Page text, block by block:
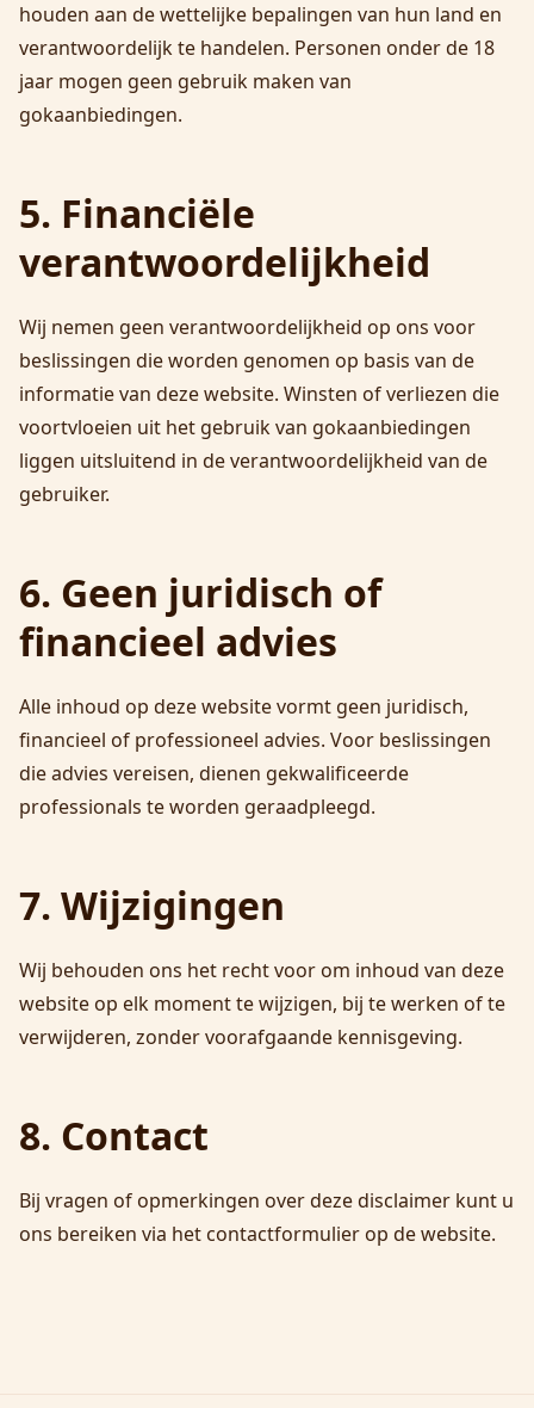
houden aan de wettelijke bepalingen van hun land en
verantwoordelijk te handelen. Personen onder de 18
jaar mogen geen gebruik maken van
gokaanbiedingen.
5. Financiële
verantwoordelijkheid
Wij nemen geen verantwoordelijkheid op ons voor
beslissingen die worden genomen op basis van de
informatie van deze website. Winsten of verliezen die
voortvloeien uit het gebruik van gokaanbiedingen
liggen uitsluitend in de verantwoordelijkheid van de
gebruiker.
6. Geen juridisch of
financieel advies
Alle inhoud op deze website vormt geen juridisch,
financieel of professioneel advies. Voor beslissingen
die advies vereisen, dienen gekwalificeerde
professionals te worden geraadpleegd.
7. Wijzigingen
Wij behouden ons het recht voor om inhoud van deze
website op elk moment te wijzigen, bij te werken of te
verwijderen, zonder voorafgaande kennisgeving.
8. Contact
Bij vragen of opmerkingen over deze disclaimer kunt u
ons bereiken via het contactformulier op de website.